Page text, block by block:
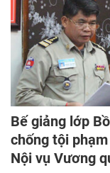
Bế giảng lớp
chống tội
Nội vụ Vương